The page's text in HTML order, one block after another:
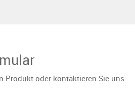
Produkt oder kontaktieren Sie uns